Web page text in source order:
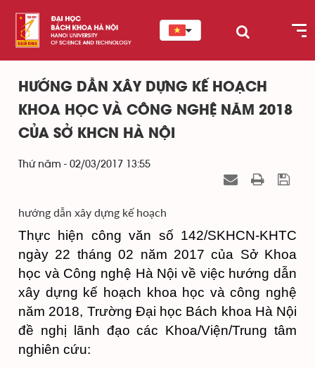
HƯỚNG DẪN XÂY DỰNG KẾ HOẠCH
KHOA HỌC VÀ CÔNG NGHỆ NĂM 2018
CỦA SỞ KHCN HÀ NỘI
Thứ năm - 02/03/2017 13:55
hướng dẫn xây dựng kế hoạch
Thực hiện công văn số 142/SKHCN-KHTC
ngày 22 tháng 02 năm 2017 của Sở Khoa
học và Công nghệ Hà Nội về việc hướng dẫn
xây dựng kế hoạch khoa học và công nghệ
năm 2018, Trường Đại học Bách khoa Hà Nội
đề nghị lãnh đạo các Khoa/Viện/Trung tâm
nghiên cứu: